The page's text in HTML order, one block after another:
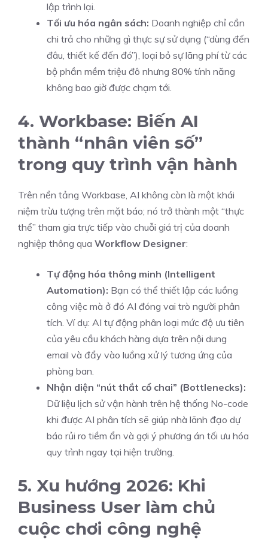
lập trình lại.
Tối ưu hóa ngân sách: Doanh nghiệp chỉ cần
chi trả cho những gì thực sự sử dụng (“dùng đến
đâu, thiết kế đến đó”), loại bỏ sự lãng phí từ các
bộ phần mềm triệu đô nhưng 80% tính năng
không bao giờ được chạm tới.
4. Workbase: Biến AI
thành “nhân viên số”
trong quy trình vận hành
Trên nền tảng Workbase, AI không còn là một khái
niệm trừu tượng trên mặt báo; nó trở thành một “thực
thể” tham gia trực tiếp vào chuỗi giá trị của doanh
nghiệp thông qua Workflow Designer:
Tự động hóa thông minh (Intelligent
Automation): Bạn có thể thiết lập các luồng
công việc mà ở đó AI đóng vai trò người phân
tích. Ví dụ: AI tự động phân loại mức độ ưu tiên
của yêu cầu khách hàng dựa trên nội dung
email và đẩy vào luồng xử lý tương ứng của
phòng ban.
Nhận diện “nút thắt cổ chai” (Bottlenecks):
Dữ liệu lịch sử vận hành trên hệ thống No-code
khi được AI phân tích sẽ giúp nhà lãnh đạo dự
báo rủi ro tiềm ẩn và gợi ý phương án tối ưu hóa
quy trình ngay tại hiện trường.
5. Xu hướng 2026: Khi
Business User làm chủ
cuộc chơi công nghệ